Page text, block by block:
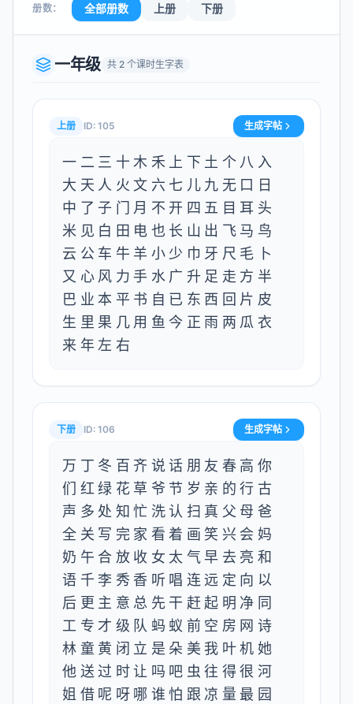
册数： 全部册数 上册 下册
一年级 共 2个课时生字表
上册 ID: 105 生成字帖
一二三十木禾上下土个八入
大天人火文六七儿九无口日
中了子门月不开四五目耳头
米见白田电也长山出飞马鸟
云公车牛羊小少巾牙尺毛卜
又心风力手水广升足走方半
巴业本平书自已东西回片皮
生里果几用鱼今正雨两瓜衣
来年左右
下册 ID: 106 生成字帖
万丁冬百齐说话朋友春高你
们红绿花草爷节岁亲的行古
声多处知忙洗认扫真父母爸
全关写完家看着画笑兴会妈
奶午合放收女太气早去亮和
语千李秀香听唱连远定向以
后更主意总先干赶起明净同
工专才级队蚂蚁前空房网诗
林童黄闭立是朵美我叶机她
他送过时让吗吧虫往得很河
姐借呢呀哪谁怕跟凉量最园